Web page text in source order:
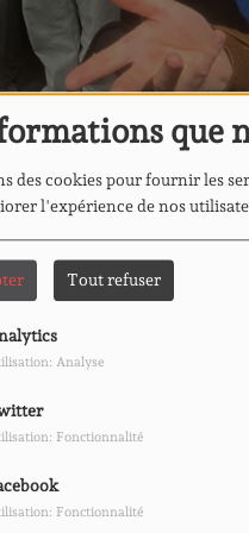
que
des cookies pour fournir les
l'expérience de nos
Tout refuser
Analyse
Fonctionnalité
Fonctionnalité
est à l'honneur.
d'élèves de la classe